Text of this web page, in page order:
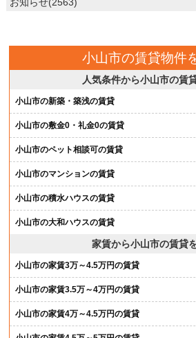
小山市の賃貸物件
人気条件から小山市の賃
小山市の新築・築浅の賃貸
小山市の敷金0・礼金0の賃貸
小山市のペット相談可の賃貸
小山市のマンションの賃貸
小山市の積水ハウスの賃貸
小山市の大和ハウスの賃貸
家賃から小山市の賃貸
小山市の家賃3万～4.5万円の賃貸
小山市の家賃3.5万～4万円の賃貸
小山市の家賃4万～4.5万円の賃貸